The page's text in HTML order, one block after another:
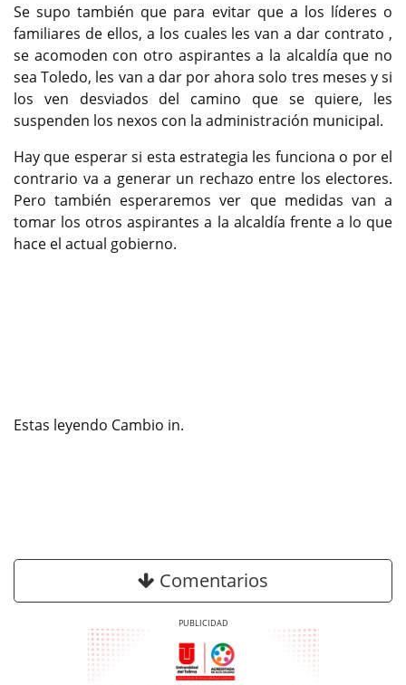
Se supo también que para evitar que a los líderes o
familiares de ellos, a los cuales les van a dar contrato ,
se acomoden con otro aspirantes a la alcaldía que no
sea Toledo, les van a dar por ahora solo tres meses y si
los ven desviados del camino que se quiere, les
suspenden los nexos con la administración municipal.
Hay que esperar si esta estrategia les funciona o por el
contrario va a generar un rechazo entre los electores.
Pero también esperaremos ver que medidas van a
tomar los otros aspirantes a la alcaldía frente a lo que
hace el actual gobierno.
Estas leyendo Cambio in.
Comentarios